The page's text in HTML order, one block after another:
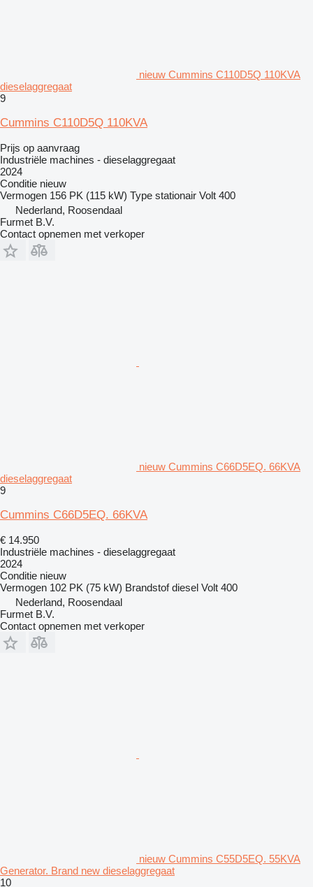
nieuw Cummins C110D5Q 110KVA
dieselaggregaat
9
Cummins C110D5Q 110KVA
Prijs op aanvraag
Industriële machines - dieselaggregaat
2024
Conditie nieuw
Vermogen 156 PK (115 kW) Type stationair Volt 400
Nederland, Roosendaal
Furmet B.V.
Contact opnemen met verkoper
nieuw Cummins C66D5EQ. 66KVA
dieselaggregaat
9
Cummins C66D5EQ. 66KVA
€ 14.950
Industriële machines - dieselaggregaat
2024
Conditie nieuw
Vermogen 102 PK (75 kW) Brandstof diesel Volt 400
Nederland, Roosendaal
Furmet B.V.
Contact opnemen met verkoper
nieuw Cummins C55D5EQ. 55KVA
Generator. Brand new dieselaggregaat
10